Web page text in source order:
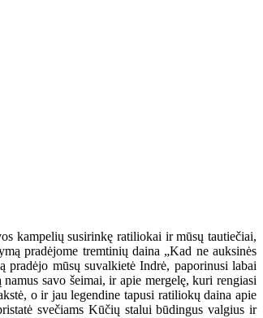
kampelių susirinkę ratiliokai ir mūsų tautiečiai,
pradėjome tremtinių daina „Kad ne auksinės
pradėjo mūsų suvalkietė Indrė, paporinusi labai
savo šeimai, ir apie mergelę, kuri rengiasi
o ir jau legendine tapusi ratiliokų daina apie
svečiams Kūčių stalui būdingus valgius ir